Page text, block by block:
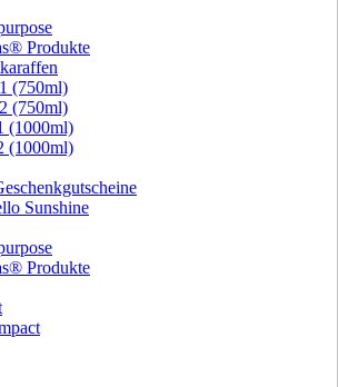
Produkte
(750ml)
(750ml)
(1000ml)
(1000ml)
Sunshine
Produkte